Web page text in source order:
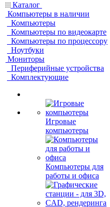
Каталог
Компьютеры в наличии
Компьютеры
Компьютеры по видеокарте
Компьютеры по процессору
Ноутбуки
Мониторы
Периферийные устройства
Комплектующие
Игровые
компьютеры
Компьютеры для
работы и офиса